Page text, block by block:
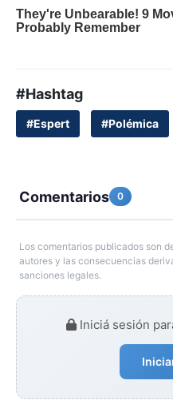
#Hashtag
#Espert #Polémica
Comentarios 0
Los comentarios publicados son
autores y las consecuencias
sanciones legales.
Iniciá sesión